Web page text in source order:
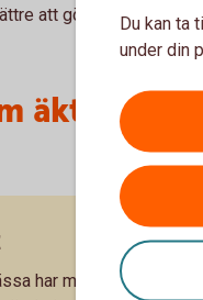
att göra det nu så är
har makarna rätt till
Du kan ta
under din